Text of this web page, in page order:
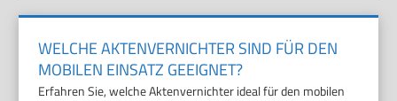
WELCHE AKTENVERNICHTER SIND FÜR DEN
MOBILEN EINSATZ GEEIGNET?
Erfahren Sie, welche Aktenvernichter ideal für den mobilen